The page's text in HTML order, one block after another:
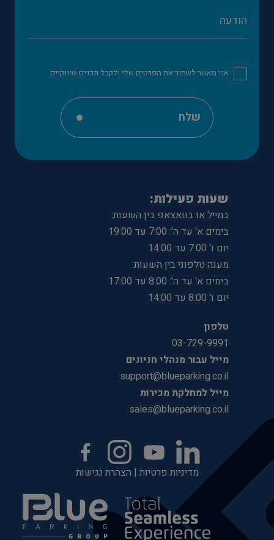
אני מאשר לשמור את הפרטים שלי ולקבל תכנים שיווקיים.
שלח
מדיניות פרטיות | הצהרת נגישות
שעות פעילות:
במייל או בוואצאפ בין השעות:
בימים א' עד ה': 7:00 עד 19:00
יום ו' 7:00 עד 14:00
מענה טלפוני בין השעות:
בימים א' עד ה': 8:00 עד 17:00
יום ו' 8:00 עד 14:00
טלפון
03-729-9991
מייל עבור מנהלי חניונים
support@blueparking.co.il
מייל למחלקת מכירות
sales@blueparking.co.il